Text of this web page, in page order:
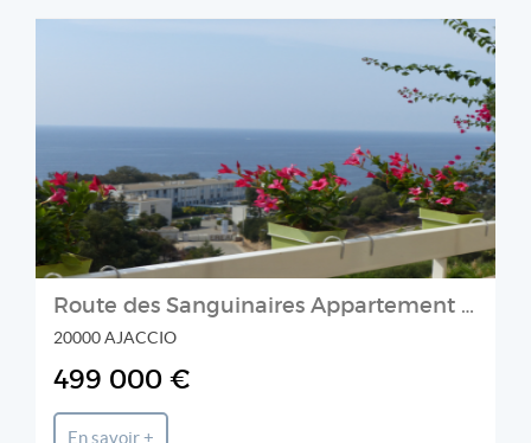
Route des Sanguinaires Appartement duplex 4 pièce(s) 125m² belle vue mer
20000 AJACCIO
499 000 €
En savoir +